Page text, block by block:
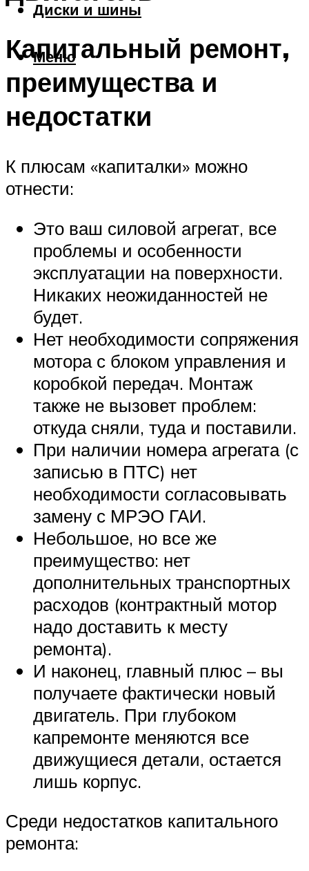
Диски и шины
Меню
Капитальный ремонт,
преимущества и
недостатки
К плюсам «капиталки» можно
отнести:
Это ваш силовой агрегат, все
проблемы и особенности
эксплуатации на поверхности.
Никаких неожиданностей не
будет.
Нет необходимости сопряжения
мотора с блоком управления и
коробкой передач. Монтаж
также не вызовет проблем:
откуда сняли, туда и поставили.
При наличии номера агрегата (с
записью в ПТС) нет
необходимости согласовывать
замену с МРЭО ГАИ.
Небольшое, но все же
преимущество: нет
дополнительных транспортных
расходов (контрактный мотор
надо доставить к месту
ремонта).
И наконец, главный плюс – вы
получаете фактически новый
двигатель. При глубоком
капремонте меняются все
движущиеся детали, остается
лишь корпус.
Среди недостатков капитального
ремонта: